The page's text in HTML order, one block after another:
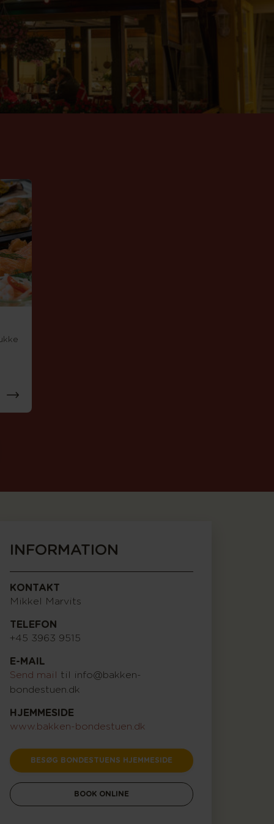
INFORMATION
KONTAKT
Mikkel Marvits
TELEFON
+45 3963 9515
E-MAIL
Send mail
til info@bakken-
bondestuen.dk
HJEMMESIDE
www.bakken-bondestuen.dk
BESØG BONDESTUENS HJEMMESIDE
BOOK ONLINE